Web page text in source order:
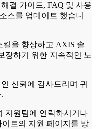
결 가이드, FAQ 및 사용
스를 업데이트 했습니
킬을 향상하고 AXIS 솔
장하기 위한 지속적인 노
신뢰에 감사드리며 귀
지원팀에 연락하시거나
트의 지원 페이지를 방